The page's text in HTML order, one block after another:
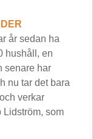
år sedan ha
hushåll, en
senare har
nu tar det bara
verkar
Lidström, som